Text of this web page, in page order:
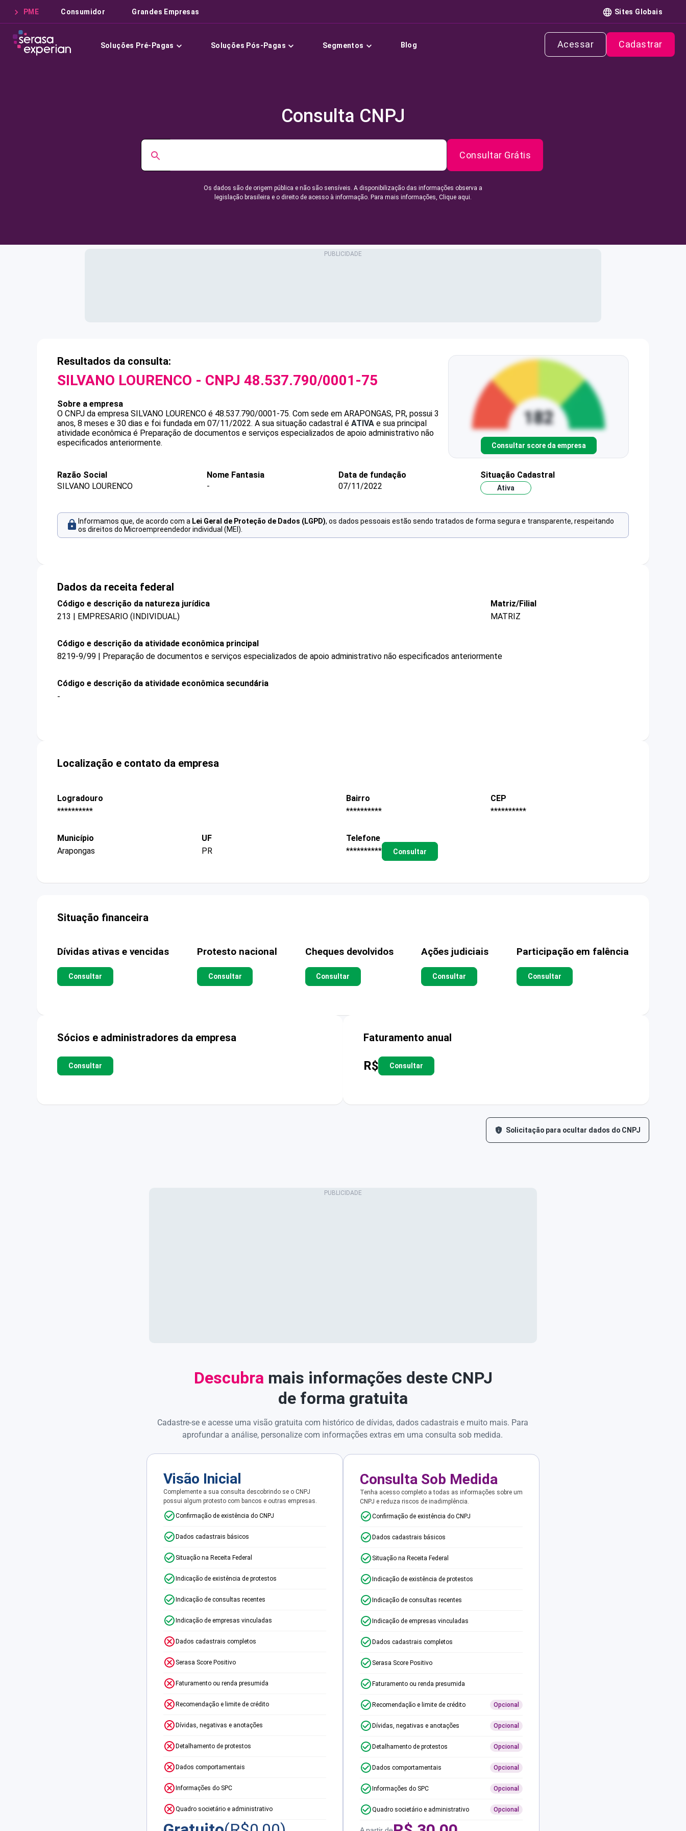
PME Consumidor Grandes Empresas Sites Globais
Soluções Pré-Pagas Soluções Pós-Pagas Segmentos Blog Acessar Cadastrar
Consulta CNPJ
Consultar Grátis
Os dados são de origem pública e não são sensíveis. A disponibilização das informações observa a
legislação brasileira e o direito de acesso à informação. Para mais informações, Clique aqui.
Resultados da consulta:
SILVANO LOURENCO - CNPJ 48.537.790/0001-75
Sobre a empresa
O CNPJ da empresa SILVANO LOURENCO é 48.537.790/0001-75. Com sede em ARAPONGAS, PR, possui 3
anos, 8 meses e 30 dias e foi fundada em 07/11/2022. A sua situação cadastral é ATIVA e sua principal
atividade econômica é Preparação de documentos e serviços especializados de apoio administrativo não
especificados anteriormente.
Consultar score da empresa
Razão Social
SILVANO LOURENCO
Nome Fantasia
-
Data de fundação
07/11/2022
Situação Cadastral
Ativa
Informamos que, de acordo com a Lei Geral de Proteção de Dados (LGPD), os dados pessoais estão sendo tratados de forma segura e transparente, respeitando
os direitos do Microempreendedor individual (MEI).
Dados da receita federal
Código e descrição da natureza jurídica
213 | EMPRESARIO (INDIVIDUAL)
Matriz/Filial
MATRIZ
Código e descrição da atividade econômica principal
8219-9/99 | Preparação de documentos e serviços especializados de apoio administrativo não especificados anteriormente
Código e descrição da atividade econômica secundária
-
Localização e contato da empresa
Logradouro
**********
Bairro
**********
CEP
**********
Município
Arapongas
UF
PR
Telefone
**********
Consultar
Situação financeira
Dívidas ativas e vencidas
Consultar
Protesto nacional
Consultar
Cheques devolvidos
Consultar
Ações judiciais
Consultar
Participação em falência
Consultar
Sócios e administradores da empresa
Consultar
Faturamento anual
R$ Consultar
Solicitação para ocultar dados do CNPJ
Descubra mais informações deste CNPJ
de forma gratuita
Cadastre-se e acesse uma visão gratuita com histórico de dívidas, dados cadastrais e muito mais. Para
aprofundar a análise, personalize com informações extras em uma consulta sob medida.
Visão Inicial
Complemente a sua consulta descobrindo se o CNPJ
possui algum protesto com bancos e outras empresas.
Confirmação de existência do CNPJ
Dados cadastrais básicos
Situação na Receita Federal
Indicação de existência de protestos
Indicação de consultas recentes
Indicação de empresas vinculadas
Dados cadastrais completos
Serasa Score Positivo
Faturamento ou renda presumida
Recomendação e limite de crédito
Dívidas, negativas e anotações
Detalhamento de protestos
Dados comportamentais
Informações do SPC
Quadro societário e administrativo
Consulta Sob Medida
Tenha acesso completo a todas as informações sobre um
CNPJ e reduza riscos de inadimplência.
Confirmação de existência do CNPJ
Dados cadastrais básicos
Situação na Receita Federal
Indicação de existência de protestos
Indicação de consultas recentes
Indicação de empresas vinculadas
Dados cadastrais completos
Serasa Score Positivo
Faturamento ou renda presumida
Recomendação e limite de crédito Opcional
Dívidas, negativas e anotações Opcional
Detalhamento de protestos Opcional
Dados comportamentais Opcional
Informações do SPC Opcional
Quadro societário e administrativo Opcional